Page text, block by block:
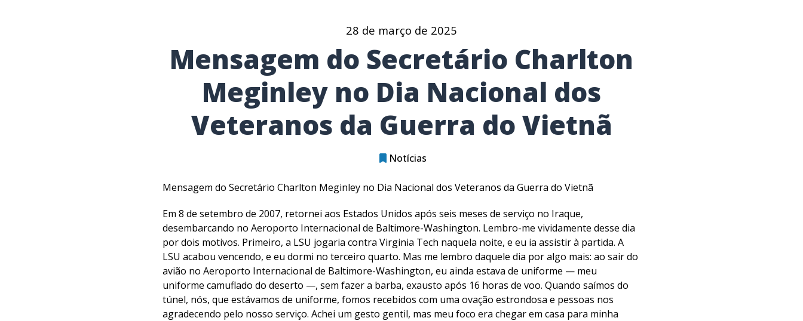
28 de março de 2025
Mensagem do Secretário Charlton
Meginley no Dia Nacional dos
Veteranos da Guerra do Vietnã
Notícias
Mensagem do Secretário Charlton Meginley no Dia Nacional dos Veteranos da Guerra do Vietnã
Em 8 de setembro de 2007, retornei aos Estados Unidos após seis meses de serviço no Iraque,
desembarcando no Aeroporto Internacional de Baltimore-Washington. Lembro-me vividamente desse dia
por dois motivos. Primeiro, a LSU jogaria contra Virginia Tech naquela noite, e eu ia assistir à partida. A
LSU acabou vencendo, e eu dormi no terceiro quarto. Mas me lembro daquele dia por algo mais: ao sair do
avião no Aeroporto Internacional de Baltimore-Washington, eu ainda estava de uniforme — meu
uniforme camuflado do deserto —, sem fazer a barba, exausto após 16 horas de voo. Quando saímos do
túnel, nós, que estávamos de uniforme, fomos recebidos com uma ovação estrondosa e pessoas nos
agradecendo pelo nosso serviço. Achei um gesto gentil, mas meu foco era chegar em casa para minha